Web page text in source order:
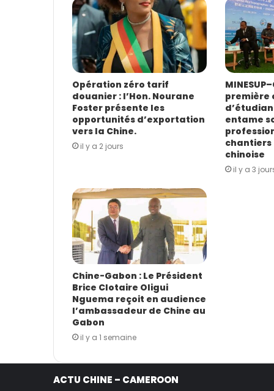
d
r
e
s
s
e
E
m
a
i
l
Opération zéro tarif
douanier : l’Hon. Nourane
Foster présente les
opportunités d’exportation
vers la Chine.
il y a 2 jours
première
entame
chantiers
chinoise
il y a 3
Chine-Gabon : Le Président
Brice Clotaire Oligui
Nguema reçoit en audience
l’ambassadeur de Chine au
Gabon
il y a 1 semaine
ACTU CHINE – CAMEROON